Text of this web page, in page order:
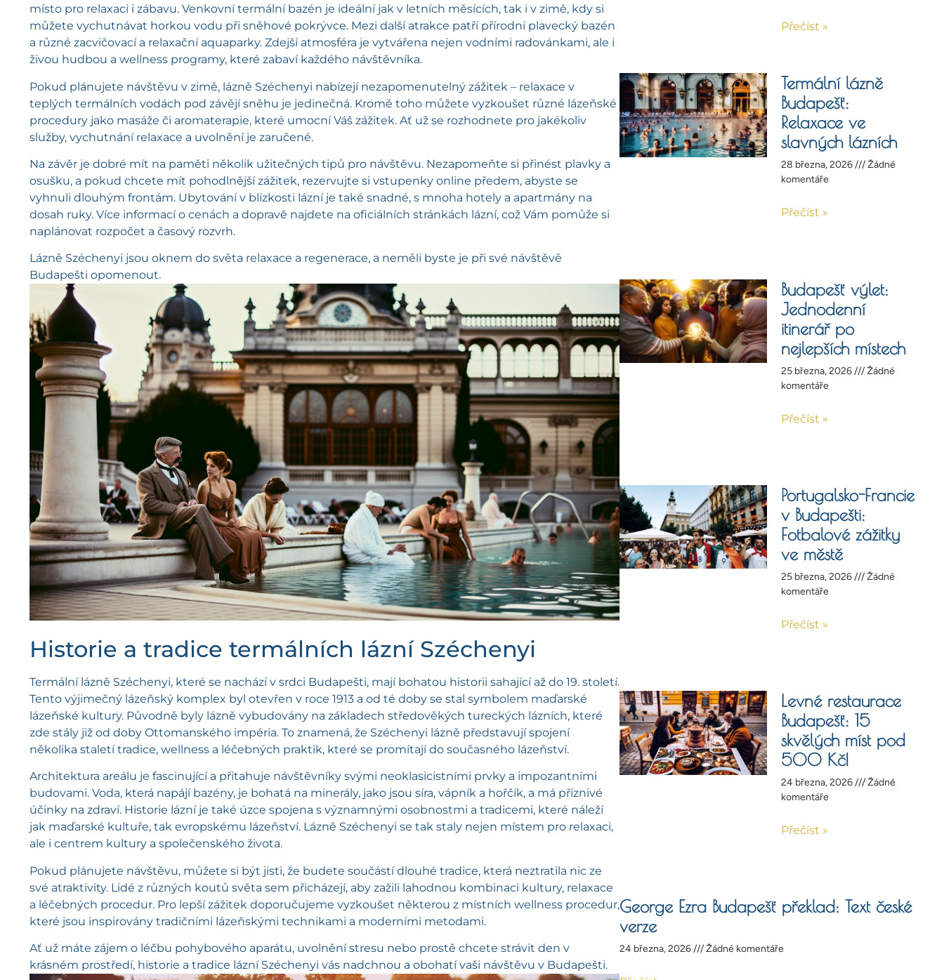
místo pro relaxaci i zábavu. Venkovní termální bazén je ideální jak v letních měsících, tak i v zimě, kdy si
můžete vychutnávat horkou vodu při sněhové pokrývce. Mezi další atrakce patří přírodní plavecký bazén
a různé zacvičovací a relaxační aquaparky. Zdejší atmosféra je vytvářena nejen vodními radovánkami, ale i
živou hudbou a wellness programy, které zabaví každého návštěvníka.
Pokud plánujete návštěvu v zimě, lázně Széchenyi nabízejí nezapomenutelný zážitek – relaxace v
teplých termálních vodách pod závějí sněhu je jedinečná. Kromě toho můžete vyzkoušet různé lázeňské
procedury jako masáže či aromaterapie, které umocní Váš zážitek. Ať už se rozhodnete pro jakékoliv
služby, vychutnání relaxace a uvolnění je zaručené.
Na závěr je dobré mít na paměti několik užitečných tipů pro návštěvu. Nezapomeňte si přinést plavky a
osušku, a pokud chcete mít pohodlnější zážitek, rezervujte si vstupenky online předem, abyste se
vyhnuli dlouhým frontám. Ubytování v blízkosti lázní je také snadné, s mnoha hotely a apartmány na
dosah ruky. Více informací o cenách a dopravě najdete na oficiálních stránkách lázní, což Vám pomůže si
naplánovat rozpočet a časový rozvrh.
Lázně Széchenyi jsou oknem do světa relaxace a regenerace, a neměli byste je při své návštěvě
Budapešti opomenout.
Historie a tradice termálních lázní Széchenyi
Termální lázně Széchenyi, které se nachází v srdci Budapešti, mají bohatou historii sahající až do 19. století.
Tento výjimečný lázeňský komplex byl otevřen v roce 1913 a od té doby se stal symbolem maďarské
lázeňské kultury. Původně byly lázně vybudovány na základech středověkých tureckých lázních, které
zde stály již od doby Ottomanského impéria. To znamená, že Széchenyi lázně představují spojení
několika staletí tradice, wellness a léčebných praktik, které se promítají do současného lázeňství.
Architektura areálu je fascinující a přitahuje návštěvníky svými neoklasicistními prvky a impozantními
budovami. Voda, která napájí bazény, je bohatá na minerály, jako jsou síra, vápník a hořčík, a má příznivé
účinky na zdraví. Historie lázní je také úzce spojena s významnými osobnostmi a tradicemi, které náleží
jak maďarské kultuře, tak evropskému lázeňství. Lázně Széchenyi se tak staly nejen místem pro relaxaci,
ale i centrem kultury a společenského života.
Pokud plánujete návštěvu, můžete si být jisti, že budete součástí dlouhé tradice, která neztratila nic ze
své atraktivity. Lidé z různých koutů světa sem přicházejí, aby zažili lahodnou kombinaci kultury, relaxace
a léčebných procedur. Pro lepší zážitek doporučujeme vyzkoušet některou z místních wellness procedur,
které jsou inspirovány tradičními lázeňskými technikami a moderními metodami.
Ať už máte zájem o léčbu pohybového aparátu, uvolnění stresu nebo prostě chcete strávit den v
krásném prostředí, historie a tradice lázní Széchenyi vás nadchnou a obohatí vaši návštěvu v Budapešti.
Přečíst »
Termální lázně
Budapešť:
Relaxace ve
slavných lázních
28 března, 2026
Žádné
komentáře
Přečíst »
Budapešť výlet:
Jednodenní
itinerář po
nejlepších místech
25 března, 2026
Žádné
komentáře
Přečíst »
Portugalsko-Francie
v Budapešti:
Fotbalové zážitky
ve městě
25 března, 2026
Žádné
komentáře
Přečíst »
Levné restaurace
Budapešť: 15
skvělých míst pod
500 Kč!
24 března, 2026
Žádné
komentáře
Přečíst »
George Ezra Budapešť překlad: Text české
verze
24 března, 2026 Žádné komentáře